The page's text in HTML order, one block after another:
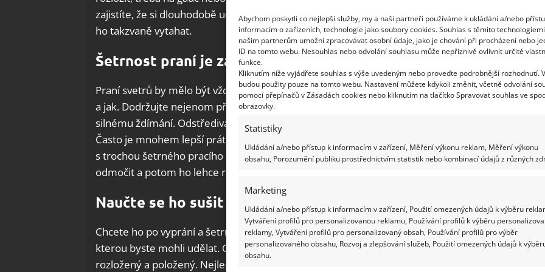
Abychom poskytli co nejlepší služby, my a naši partneři používáme k ukládání a/nebo
informacím o zařízeních, technologie jako soubory cookies. Souhlas s těmito
našim partnerům umožní zpracovávat osobní údaje, jako je chování při procházení nebo
ID na tomto webu. Nesouhlas nebo odvolání souhlasu může nepříznivě ovlivnit určité
funkce.
Kliknutím níže vyjádřete souhlas s výše uvedeným nebo proveďte podrobnější rozhodnutí.
budou použity pouze na tomto webu. Nastavení můžete kdykoli změnit, včetně odvolání
pomocí přepínačů v Zásadách cookies nebo kliknutím na tlačítko Spravovat souhlas ve
obrazovky.
Statistiky
Ukládání a/nebo přístup k informacím v zařízení, Měření výkonu reklam, Měření výkonu
obsahu, Porozumění publiku prostřednictvím statistik nebo kombinací údajů z různých
Marketing
Ukládání a/nebo přístup k informacím v zařízení, Použití omezených údajů k výběru
Vytváření profilů pro personalizovanou reklamu, Používání profilů k výběru
reklamy, Vytváření profilů pro personalizovaný obsah, Používání profilů pro výběr
personalizovaného obsahu, Rozvoj a zlepšování služeb, Použití omezených údajů k
obsahu.
zajistíte, že si dlouhodobě uchová svůj tvar. Když ho obléknete hned po vyprání, můžete
ho takzvaně vytahat.
Šetrnost praní je základ
Praní svetrů by mělo být vždy šetrné. Základem je štítek, který už vám dobře napoví, co
a jak. Dodržujte nejenom předepsanou teplotu, ale dbejte i na to, aby nedošlo k příliš
silnému ždímání. Odstředivá síla by mohla narušit vlákna, a tedy i tvar vašeho svetru.
Často je mnohem lepší prát svůj svetr raději jenom ručně. Klidně ve vlahé vodě
s trochou šetrného pracího prášku na ruční praní. Nejprve zde nechte svetr i půl hodiny
odmočit a potom ho lehce ručně vyperte.
Naučte se ho sušit
Chcete ho po vyprání a šetrném ždímání pověsit na šňůru? Je to další velká chyba,
kterou byste mohli udělat. Opět hrozí, že se vám vytahá. Svetr by se měl sušit vždy
rozložený a položený. Nejlepší jsou domácí skládací sušáky, které si připravíte a na